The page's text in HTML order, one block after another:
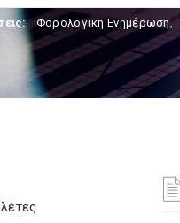
Φορολογικη Ενημέρωση,